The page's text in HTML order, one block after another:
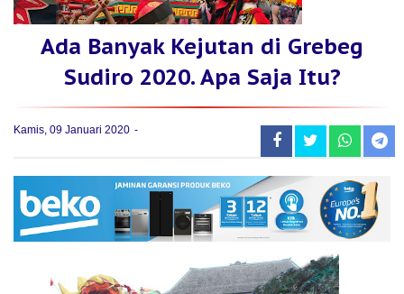
Ada Banyak Kejutan di Grebeg
Sudiro 2020. Apa Saja Itu?
Kamis, 09 Januari 2020